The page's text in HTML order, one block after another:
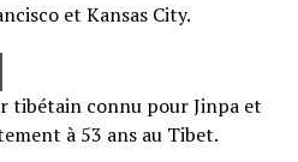
et Kansas City.
tibétain connu pour Jinpa et
à 53 ans au Tibet.